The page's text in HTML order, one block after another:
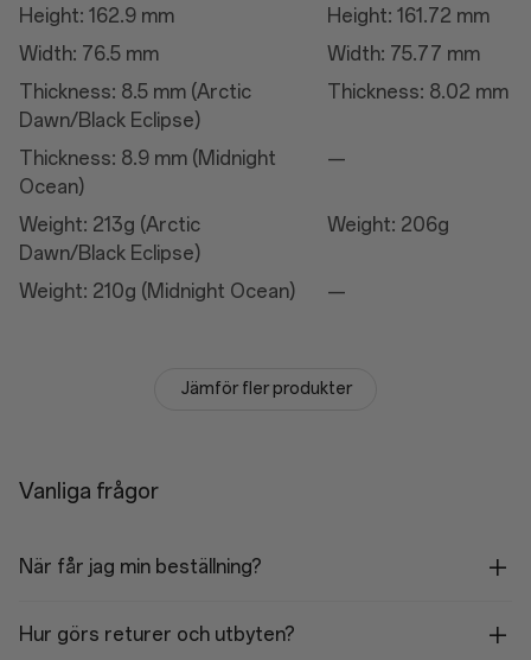
Laddning
100W SUPERVOOC™
Kamera
Huvudkamera
Autofokus: Ja
Elektronisk bildstabilisering: Ja
Sensorstorlek: 1/1,95"
Megapixlar: 50
ALC linsbehandling
Height: 162.9 mm
Width: 76.5 mm
Thickness: 8.5 mm (Arctic
Dawn/Black Eclipse)
Thickness: 8.9 mm (Midnight
Ocean)
Weight: 213g (Arctic
Dawn/Black Eclipse)
Weight: 210g (Midnight Ocean)
Height: 161.72 mm
Width: 75.77 mm
Thickness: 8.02 mm
—
Weight: 206g
—
Jämför fler produkter
Vanliga frågor
När får jag min beställning?
Hur görs returer och utbyten?